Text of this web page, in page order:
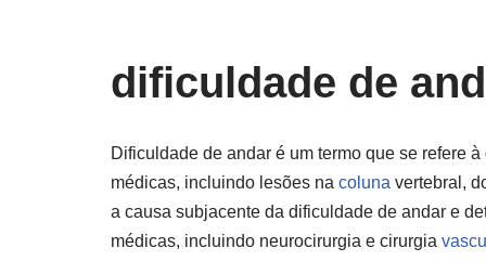
dificuldade de
Dificuldade de andar é um termo que se refere
médicas, incluindo lesões na coluna vertebral,
a causa subjacente da dificuldade de andar e
médicas, incluindo neurocirurgia e cirurgia